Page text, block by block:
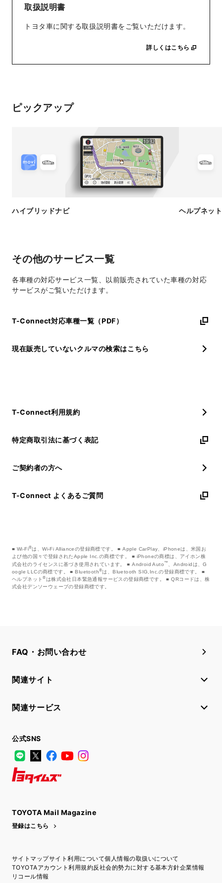
取扱説明書
トヨタ車に関する取扱説明書をご覧いただけます。
詳しくはこちら
ピックアップ
ハイブリッドナビ ヘルプネット
その他のサービス一覧
各車種の対応サービス一覧、以前販売されていた車種の対応
サービスがご覧いただけます。
T-Connect対応車種一覧（PDF）
現在販売していないクルマの検索はこちら
T-Connect利用規約
特定商取引法に基づく表記
ご契約者の方へ
T-Connect よくあるご質問
Wi-Fi®は、Wi-Fi Allianceの登録商標です。
Apple CarPlay、iPhoneは、米国お
よび他の国々で登録されたApple Inc.の商標です。
iPhoneの商標は、アイホン株
式会社のライセンスに基づき使用されています。
Android Auto ™
、Androidは、G
oogle LLCの商標です。
Bluetooth®は、Bluetooth SIG,Inc.の登録商標です。
ヘルプネット®は株式会社日本緊急通報サービスの登録商標です。
QRコードは、株
式会社デンソーウェーブの登録商標です。
FAQ・お問い合わせ
関連サイト
関連サービス
公式SNS
LINE
X FacebookYouTube
TOYOTA Mail Magazine
登録はこちら
サイトマップサイト利用について個人情報の取扱いについて
TOYOTAアカウント利用規約反社会的勢力に対する基本方針企業情報
リコール情報